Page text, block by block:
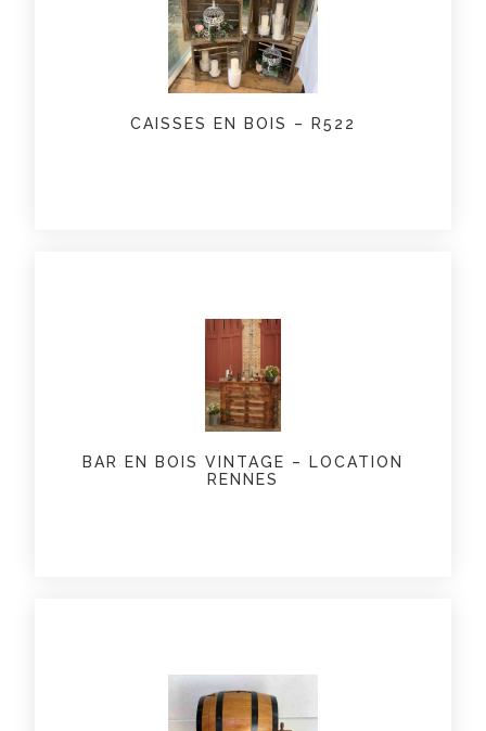
CAISSES EN BOIS – R522
BAR EN BOIS VINTAGE – LOCATION
RENNES